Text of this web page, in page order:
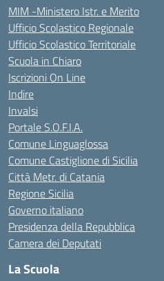
MIM -Ministero Istr. e Merito
Ufficio Scolastico Regionale
Ufficio Scolastico Territoriale
Scuola in Chiaro
Iscrizioni On Line
Indire
Invalsi
Portale S.O.F.I.A.
Comune Linguaglossa
Comune Castiglione di Sicilia
Città Metr. di Catania
Regione Sicilia
Governo italiano
Presidenza della Repubblica
Camera dei Deputati
La Scuola